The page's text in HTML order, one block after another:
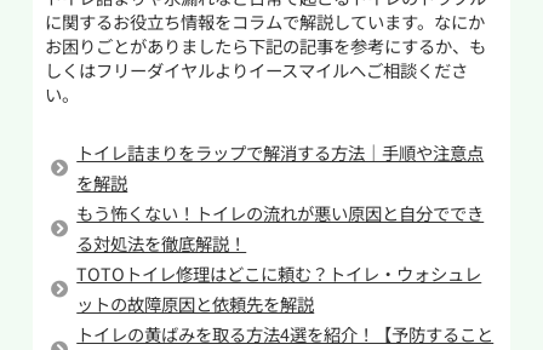
レバーで大量の水を流すのではなく、バケツやペ
ットボトルで少量ずつ水を流して様子を見ると安
心です。もし改善しない場合や固形物が原因の場
ことをおすすめします。
原因となります。そのため、奥へ流してしまうの
は悪手です。
ものが原因の場合でも、奥へ押し流した結果、排
水管の奥に詰まりが移動してしまう可能性があり
ます。便器内での詰まりや排水管の浅い位置での
詰まりであれば水道業者は除去しやすいですが、
奥に行ってしまうと便器を一度取り外すなどの大
掛かりな工事となる可能性もあります。
に関するお役立ち情報をコラムで解説しています。なにか
お困りごとがありましたら下記の記事を参考にするか、も
しくはフリーダイヤルよりイースマイルへご相談くださ
い。
トイレ詰まりをラップで解消する方法｜手順や注意点
を解説
もう怖くない！トイレの流れが悪い原因と自分ででき
る対処法を徹底解説！
TOTOトイレ修理はどこに頼む？トイレ・ウォシュレ
ットの故障原因と依頼先を解説
トイレの黄ばみを取る方法4選を紹介！【予防すること